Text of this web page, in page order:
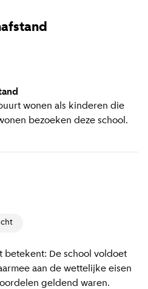
wonen als kinderen die
bezoeken deze school.
betekent: De school voldoet
aan de wettelijke eisen
geldend waren.